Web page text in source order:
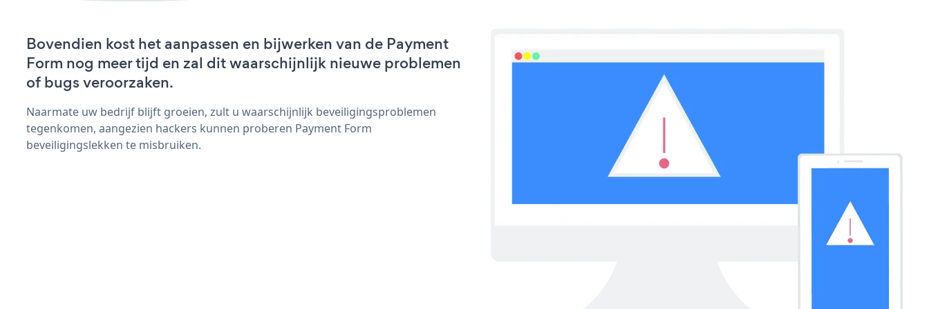
Bovendien kost het aanpassen en bijwerken van de Payment
Form nog meer tijd en zal dit waarschijnlijk nieuwe problemen
of bugs veroorzaken.
Naarmate uw bedrijf blijft groeien, zult u waarschijnlijk beveiligingsproblemen
tegenkomen, aangezien hackers kunnen proberen Payment Form
beveiligingslekken te misbruiken.